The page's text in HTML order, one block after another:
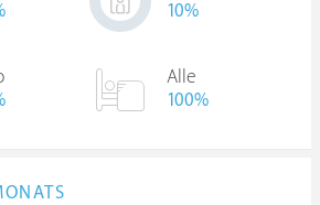
10%
Alle
100%